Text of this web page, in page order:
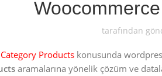
tarafından
Products konusunda
aramalarına yönelik çözüm ve